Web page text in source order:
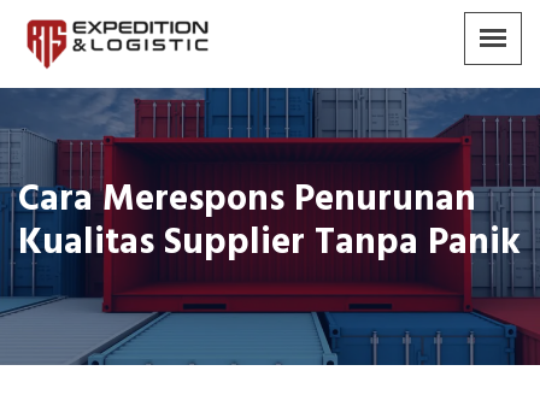
Cara Merespons Penurunan
Kualitas Supplier Tanpa Panik